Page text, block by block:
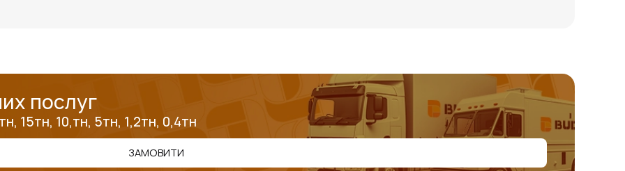
послуг
15тн, 10,тн, 5тн, 1,2тн, 0,4тн
ЗАМОВИТИ